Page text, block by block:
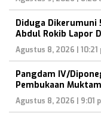
Diduga Dikerumuni
Abdul Rokib Lapor
Agustus 8, 2026 | 10:21
Pangdam IV/
Pembukaan
Agustus 8, 2026 | 9:01